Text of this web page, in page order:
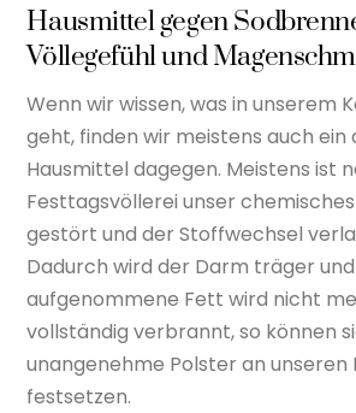
Hausmittel gegen
Völlegefühl und
Wenn wir wissen, was in unserem
geht, finden wir meistens auch
Hausmittel dagegen. Meistens ist
Festtagsvöllerei unser
gestört und der Stoffwechsel
Dadurch wird der Darm träger
aufgenommene Fett wird nicht
vollständig verbrannt, so können
unangenehme Polster an unseren
festsetzen.